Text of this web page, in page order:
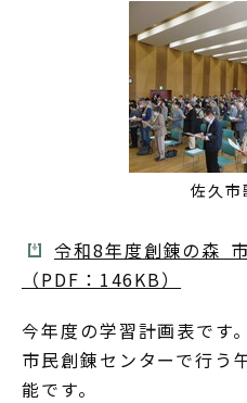
佐久市
令和8年度創錬の森
（PDF：146KB）
今年度の学習計画表です。
市民創錬センターで行う
能です。